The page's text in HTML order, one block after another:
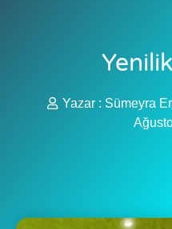
Yazar : Sümeyra